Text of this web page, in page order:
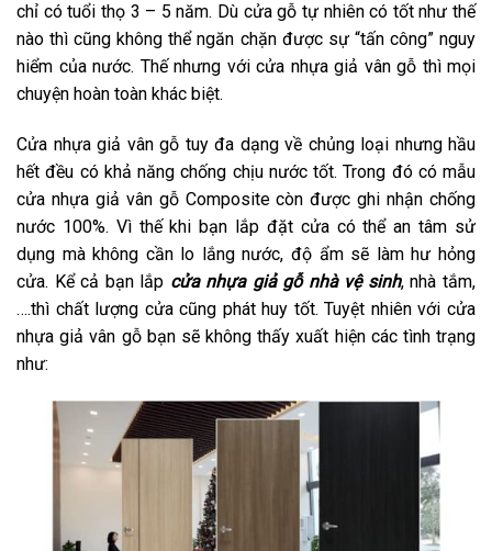
chỉ có tuổi thọ 3 – 5 năm. Dù cửa gỗ tự nhiên có tốt như thế
nào thì cũng không thể ngăn chặn được sự “tấn công” nguy
hiểm của nước. Thế nhưng với cửa nhựa giả vân gỗ thì mọi
chuyện hoàn toàn khác biệt.
Cửa nhựa giả vân gỗ tuy đa dạng về chủng loại nhưng hầu
hết đều có khả năng chống chịu nước tốt. Trong đó có mẫu
cửa nhựa giả vân gỗ Composite còn được ghi nhận chống
nước 100%. Vì thế khi bạn lắp đặt cửa có thể an tâm sử
dụng mà không cần lo lắng nước, độ ẩm sẽ làm hư hỏng
cửa. Kể cả bạn lắp cửa nhựa giả gỗ nhà vệ sinh, nhà tắm,
….thì chất lượng cửa cũng phát huy tốt. Tuyệt nhiên với cửa
nhựa giả vân gỗ bạn sẽ không thấy xuất hiện các tình trạng
như: